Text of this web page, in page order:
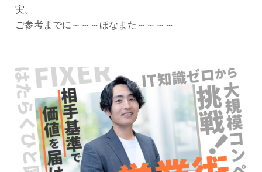
実。
ご参考までに～～～ほなまた～～～～